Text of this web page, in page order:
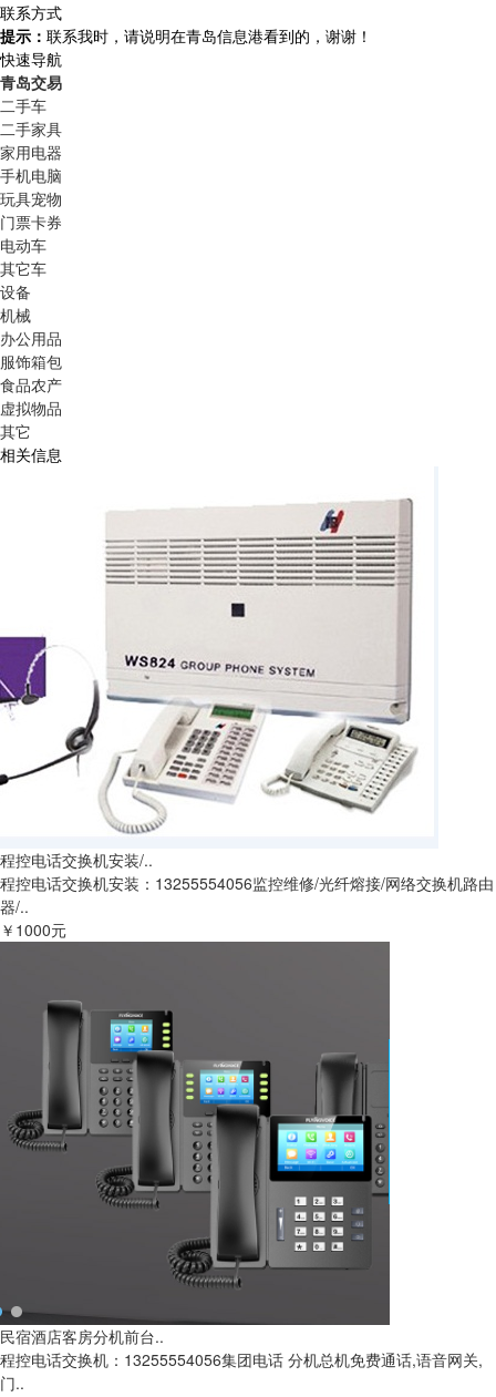
联系方式
提示： 联系我时，请说明在青岛信息港看到的，谢谢！
快速导航
青岛交易
二手车
二手家具
家用电器
手机电脑
玩具宠物
门票卡券
电动车
其它车
设备
机械
办公用品
服饰箱包
食品农产
虚拟物品
其它
相关信息
程控电话交换机安装/..
程控电话交换机安装：13255554056监控维修/光纤熔接/网络交换机路由
器/..
￥1000元
民宿酒店客房分机前台..
程控电话交换机：13255554056集团电话 分机总机免费通话,语音网关,
门..